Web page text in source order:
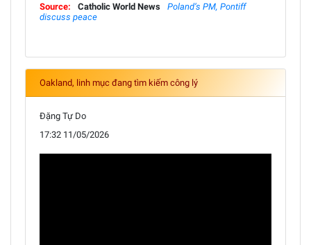
Source: Catholic World News
Poland’s PM, Pontiff
discuss peace
Oakland, linh mục đang tìm kiếm công lý
Đặng Tự Do
17:32 11/05/2026